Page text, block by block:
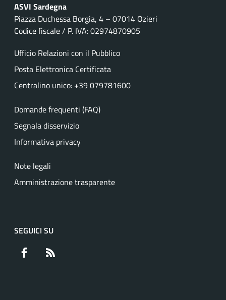
ASVI Sardegna
Piazza Duchessa Borgia, 4 – 07014 Ozieri
Codice fiscale / P. IVA: 02974870905
Ufficio Relazioni con il Pubblico
Posta Elettronica Certificata
Centralino unico: +39 079781600
Domande frequenti (FAQ)
Segnala disservizio
Informativa privacy
Note legali
Amministrazione trasparente
SEGUICI SU
Facebook